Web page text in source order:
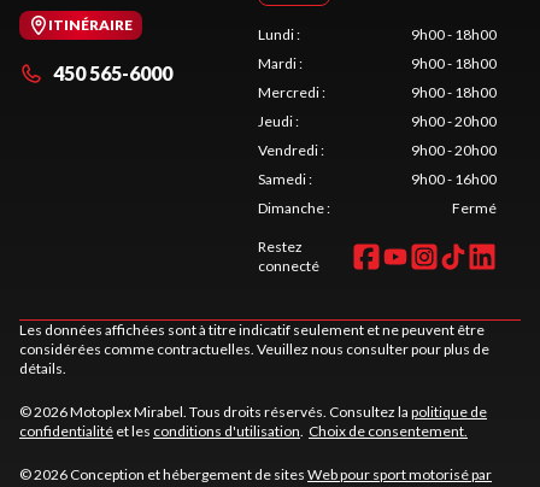
ITINÉRAIRE
450 565-6000
Lundi:
9h00 - 18h00
Mardi:
9h00 - 18h00
Mercredi:
9h00 - 18h00
Jeudi:
9h00 - 20h00
Vendredi:
9h00 - 20h00
Samedi:
9h00 - 16h00
Dimanche: Fermé
Restez
connecté
Les données affichées sont à titre indicatif seulement et ne peuvent être
considérées comme contractuelles. Veuillez nous consulter pour plus de
détails.
© 2026 Motoplex Mirabel. Tous droits réservés. Consultez la politique de
confidentialité et les conditions d'utilisation Choix de consentement.
© 2026 Conception et hébergement de sites Web pour sport motorisé par